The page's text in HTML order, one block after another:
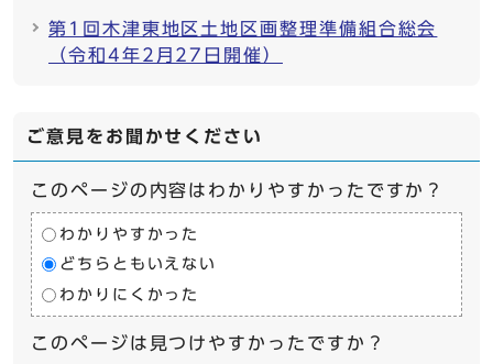
第1回木津東地区土地区画整理準備組合総会
（令和4年2月27日開催）
ご意見をお聞かせください
このページの内容はわかりやすかったですか？
わかりやすかった
どちらともいえない
わかりにくかった
このページは見つけやすかったですか？